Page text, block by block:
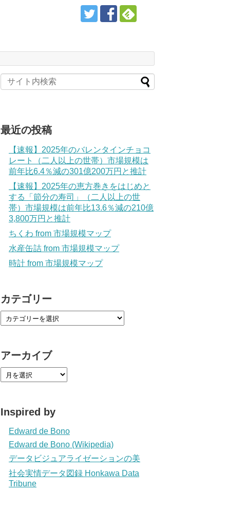
最近の投稿
【速報】2025年のバレンタインチョコ
レート（二人以上の世帯）市場規模は
前年比6.4％減の301億200万円と推計
【速報】2025年の恵方巻きをはじめと
する「節分の寿司」（二人以上の世
帯）市場規模は前年比13.6％減の210億
3,800万円と推計
ちくわ from 市場規模マップ
水産缶詰 from 市場規模マップ
時計 from 市場規模マップ
カテゴリー
アーカイブ
Inspired by
Edward de Bono
Edward de Bono (Wikipedia)
データビジュアライゼーションの美
社会実情データ図録 Honkawa Data
Tribune